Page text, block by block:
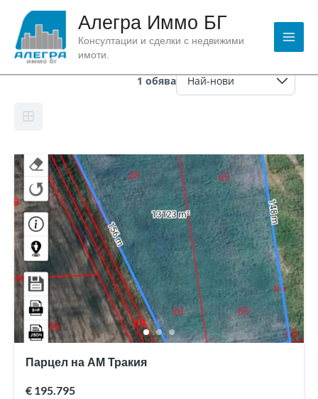
content
Алегра Иммо БГ
Консултации и сделки с недвижими
имоти.
В съседство: В близост ток и вода
1 обява
Парцел на АМ Тракия
€ 195.795